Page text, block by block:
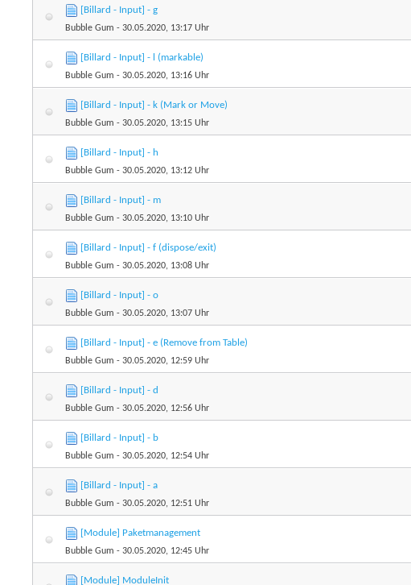
[Billard - Input] - g
Bubble Gum - 30.05.2020, 13:17 Uhr
[Billard - Input] - l (markable)
Bubble Gum - 30.05.2020, 13:16 Uhr
[Billard - Input] - k (Mark or Move)
Bubble Gum - 30.05.2020, 13:15 Uhr
[Billard - Input] - h
Bubble Gum - 30.05.2020, 13:12 Uhr
[Billard - Input] - m
Bubble Gum - 30.05.2020, 13:10 Uhr
[Billard - Input] - f (dispose/exit)
Bubble Gum - 30.05.2020, 13:08 Uhr
[Billard - Input] - o
Bubble Gum - 30.05.2020, 13:07 Uhr
[Billard - Input] - e (Remove from Table)
Bubble Gum - 30.05.2020, 12:59 Uhr
[Billard - Input] - d
Bubble Gum - 30.05.2020, 12:56 Uhr
[Billard - Input] - b
Bubble Gum - 30.05.2020, 12:54 Uhr
[Billard - Input] - a
Bubble Gum - 30.05.2020, 12:51 Uhr
[Module] Paketmanagement
Bubble Gum - 30.05.2020, 12:45 Uhr
[Module] ModuleInit